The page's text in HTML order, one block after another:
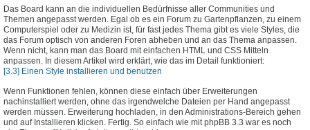
Das Board kann an die individuellen Bedürfnisse aller Communities und
Themen angepasst werden. Egal ob es ein Forum zu Gartenpflanzen, zu einem
Computerspiel oder zu Medizin ist, für fast jedes Thema gibt es viele Styles, die
das Forum optisch von anderen Foren abheben und an das Thema anpassen.
Wenn nicht, kann man das Board mit einfachen HTML und CSS Mitteln
anpassen. In diesem Artikel wird erklärt, wie das im Detail funktioniert:
[3.3] Einen Style installieren und benutzen
Wenn Funktionen fehlen, können diese einfach über Erweiterungen
nachinstalliert werden, ohne das irgendwelche Dateien per Hand angepasst
werden müssen. Erweiterung hochladen, in den Administrations-Bereich gehen
und auf Installieren klicken. Fertig. So einfach wie mit phpBB 3.3 war es noch